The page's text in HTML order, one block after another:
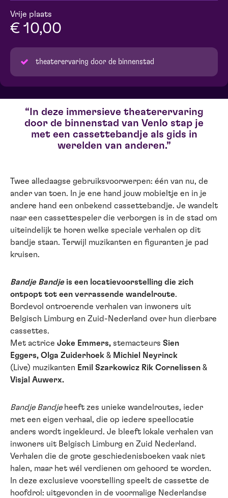
Vrije plaats
€ 10,00
theaterervaring door de binnenstad
In deze immersieve theaterervaring
door de binnenstad van Venlo stap je
met een cassettebandje als gids in
werelden van anderen.
Twee alledaagse gebruiksvoorwerpen: één van nu, de
ander van toen. In je ene hand jouw mobieltje en in je
andere hand een onbekend cassettebandje. Je wandelt
naar een cassettespeler die verborgen is in de stad om
uiteindelijk te horen welke speciale verhalen op dit
bandje staan. Terwijl muzikanten en figuranten je pad
kruisen.
Bandje Bandjeis een locatievoorstelling die zich
ontpopt tot een verrassende wandelroute.
Bordevol ontroerende verhalen van inwoners uit
Belgisch Limburg en Zuid-Nederland over hun dierbare
cassettes.
Met actrice Joke Emmers, stemacteurs Sien
Eggers, Olga Zuiderhoek & Michiel Neyrinck
(Live) muzikanten Emil Szarkowicz Rik Cornelissen &
Visjal Auwerx.
Bandje Bandjeheeft zes unieke wandelroutes, ieder
met een eigen verhaal, die op iedere speellocatie
anders wordt ingekleurd. Je bleeft lokale verhalen van
inwoners uit Belgisch Limburg en Zuid Nederland.
Verhalen die de grote geschiedenisboeken vaak niet
halen, maar het wél verdienen om gehoord te worden.
In deze exclusieve voorstelling speelt de cassette de
hoofdrol: uitgevonden in de voormalige Nederlandse